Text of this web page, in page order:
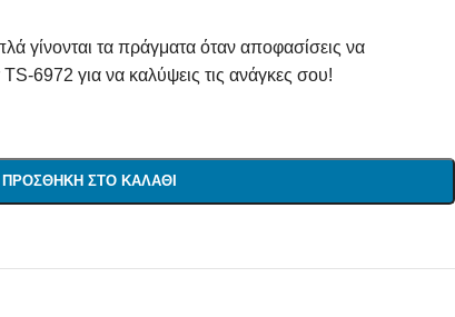
γίνονται τα πράγματα όταν αποφασίσεις να
6972 για να καλύψεις τις ανάγκες σου!
ΠΡΟΣΘΉΚΗ ΣΤΟ ΚΑΛΆΘΙ